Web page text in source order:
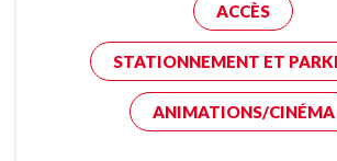
ACCÈS
STATIONNEMENT ET
ANIMATIONS/CINÉMA